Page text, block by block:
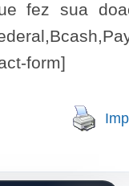
fez sua
form]